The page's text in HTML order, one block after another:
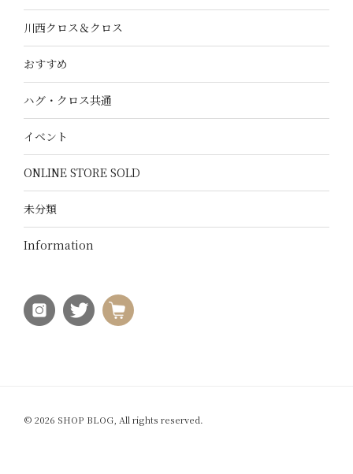
川西クロス＆クロス
おすすめ
ハグ・クロス共通
イベント
ONLINE STORE SOLD
未分類
Information
© 2026 SHOP BLOG, All rights reserved.